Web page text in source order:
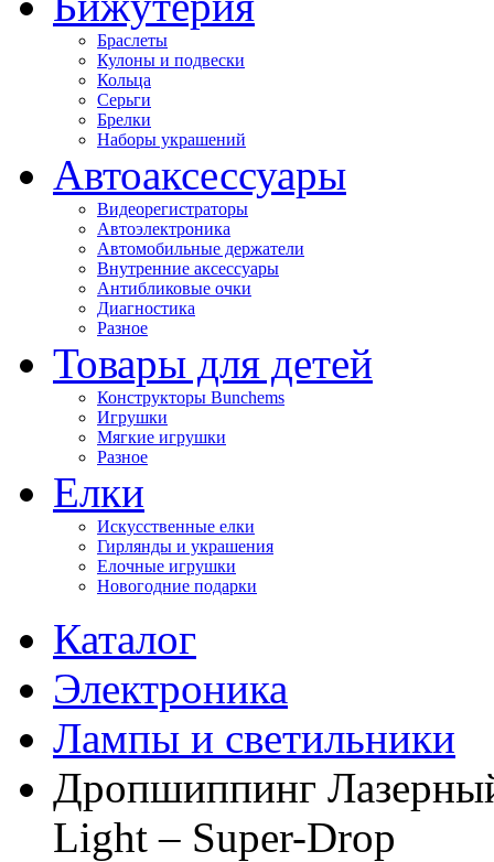
Браслеты
Кулоны и подвески
Кольца
Серьги
Брелки
Наборы украшений
Автоаксессуары
Видеорегистраторы
Автоэлектроника
Автомобильные держатели
Внутренние аксессуары
Антибликовые очки
Диагностика
Разное
Товары для детей
Конструкторы Bunchems
Игрушки
Мягкие игрушки
Разное
Елки
Искусственные елки
Гирлянды и украшения
Елочные игрушки
Новогодние подарки
Каталог
Электроника
Лампы и светильники
Дропшиппинг
Light – Super-Drop